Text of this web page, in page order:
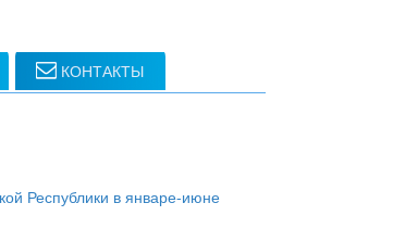
КОНТАКТЫ
Республики в январе-июне